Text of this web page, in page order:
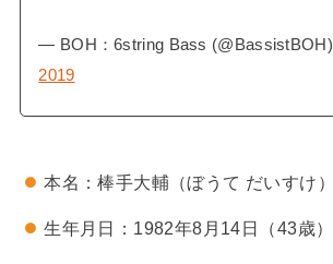
— BOH：6string Bass (@BassistBOH)
2019
本名：棒手大輔（ぼうて だいすけ）
生年月日：1982年8月14日（43歳）